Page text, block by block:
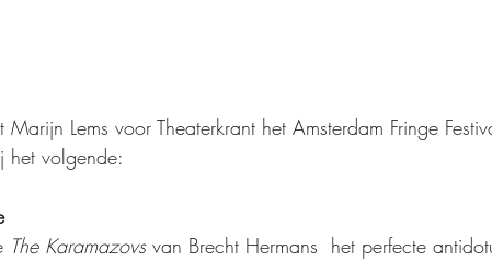
Lems voor Theaterkrant het Amsterdam Fringe
het volgende:
The Karamazovs van Brecht Hermans  het perfecte